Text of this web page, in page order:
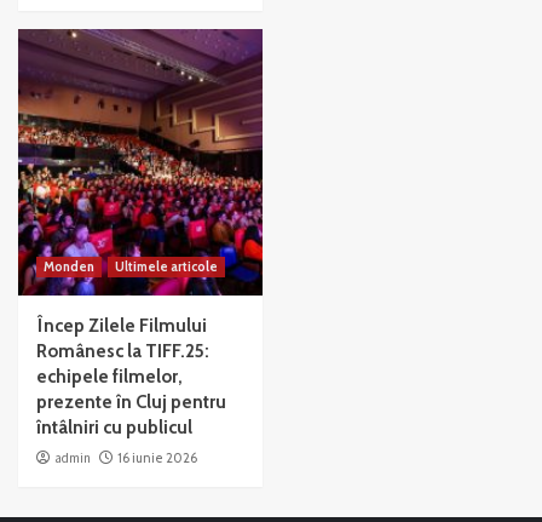
Monden Ultimele articole
Încep Zilele Filmului
Românesc la TIFF.25:
echipele filmelor,
prezente în Cluj pentru
întâlniri cu publicul
admin 16 iunie 2026